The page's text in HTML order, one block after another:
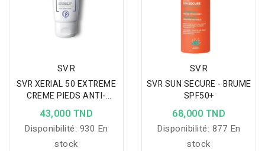
classiques pour une
action ciblée directement
au cur des pores
SVR
SVR XERIAL 50 EXTREME
CREME PIEDS ANTI-
CALLOSITES 50ML
43,000 TND
Disponibilité: 930 En
stock
SVR
SVR SUN SECURE - BRUME
SPF50+
68,000 TND
Disponibilité: 877 En
stock